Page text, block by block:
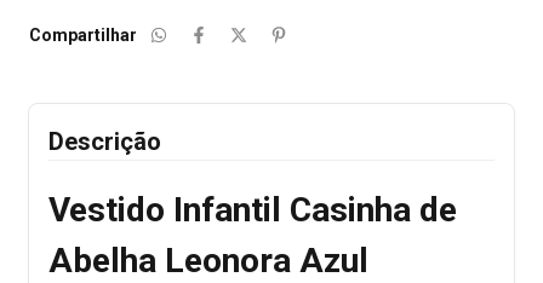
Compartilhar
Descrição
Vestido Infantil Casinha de
Abelha Leonora Azul